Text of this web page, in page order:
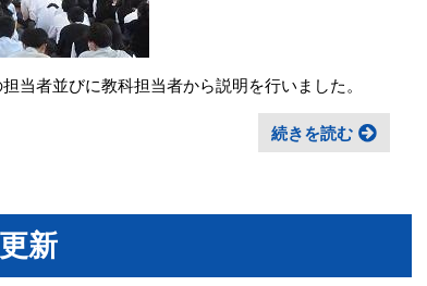
当者並びに教科担当者から説明を行いました。
続きを読む
新